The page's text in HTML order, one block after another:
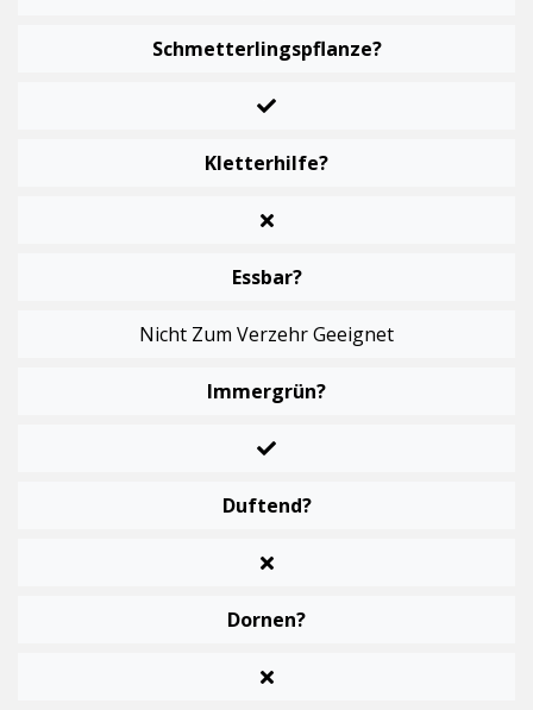
Schmetterlingspflanze?
Kletterhilfe?
Essbar?
Nicht Zum Verzehr Geeignet
Immergrün?
Duftend?
Dornen?